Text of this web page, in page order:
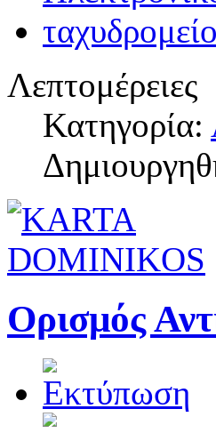
Λεπτομέρειες
Κατηγορία:
Ορισμός